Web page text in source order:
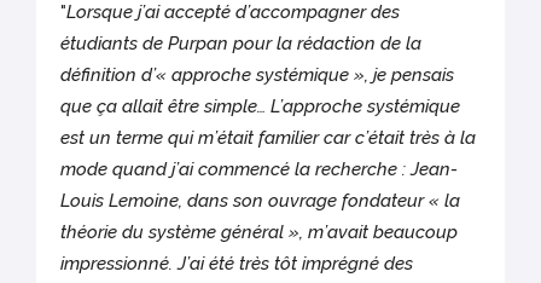
"Lorsque j’ai accepté d’accompagner des
étudiants de Purpan pour la rédaction de la
définition d’« approche systémique », je pensais
que ça allait être simple… L’approche systémique
est un terme qui m’était familier car c’était très à la
mode quand j’ai commencé la recherche : Jean-
Louis Lemoine, dans son ouvrage fondateur « la
théorie du système général », m’avait beaucoup
impressionné. J’ai été très tôt imprégné des